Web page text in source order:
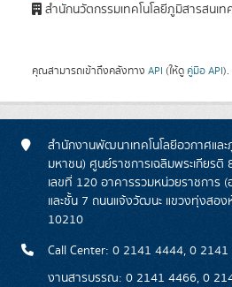
สำนักนวัตกรรมเทคโนโลยีภูมิสารสนเท
คุณสามารถเข้าถึงคลังทาง API (ให้ดู คู่มือ API).
สำนักงานพัฒนาเทคโนโลยีอวกาศแล
มหาชน) ศูนย์ราชการเฉลิมพระเกียร
เลขที่ 120 อาคารรวมหน่วยราชการ
และชั้น 7 ถนนแจ้งวัฒนะ แขวงทุ่งสอ
10210
Call Center: 0 2141 4444, 0
งานสารบรรณ: 0 2141 4466, 0